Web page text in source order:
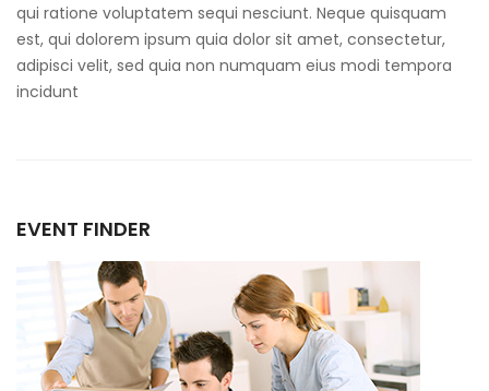
qui ratione voluptatem sequi nesciunt. Neque quisquam
est, qui dolorem ipsum quia dolor sit amet, consectetur,
adipisci velit, sed quia non numquam eius modi tempora
incidunt
EVENT FINDER